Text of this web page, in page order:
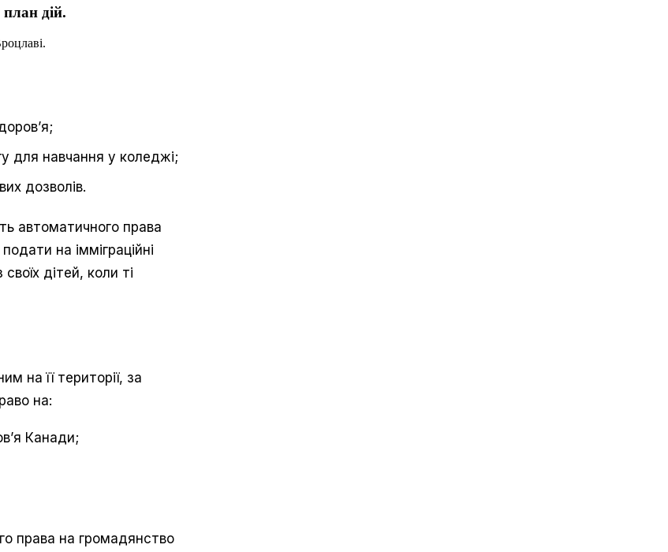
дій.
для навчання у коледжі;
дозволів.
автоматичного права
на імміграційні
дітей, коли ті
на її території, за
на:
Канади;
права на громадянство